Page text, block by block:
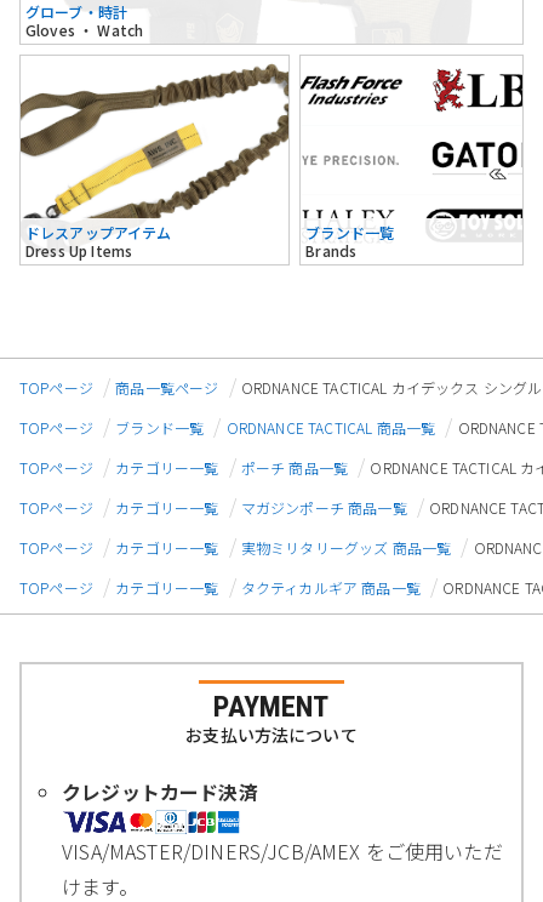
グローブ・時計
Gloves ・ Watch
ドレスアップアイテム
Dress Up Items
ブランド一覧
Brands
TOPページ 商品一覧ページ
ORDNANCE TACTICAL カイデックス シン
TOPページ
ブランド一覧 ORDNANCE TACTICAL 商品一覧
TOPページ
カテゴリー一覧 ポーチ 商品一覧
ORDNANCE TACTICAL
TOPページ
カテゴリー一覧 マガジンポーチ 商品一覧
ORDNANCE
TOPページ
カテゴリー一覧 実物ミリタリーグッズ 商品一覧
TOPページ
カテゴリー一覧 タクティカルギア 商品一覧 ORDNANCE
PAYMENT
お支払い方法について
クレジットカード決済
VISA/MASTER/DINERS/JCB/AMEX をご使用いただ
けます。